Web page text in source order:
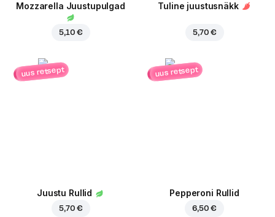
Mozzarella Juustupulgad
5,10 €
Tuline juustusnäkk
5,70 €
uus retsept
Juustu Rullid
5,70 €
uus retsept
Pepperoni Rullid
6,50 €